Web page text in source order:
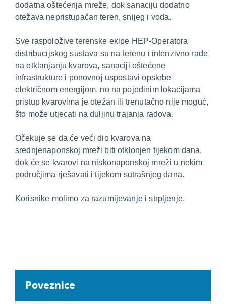
dodatna oštećenja mreže, dok sanaciju dodatno
otežava nepristupačan teren, snijeg i voda.
Sve raspoložive terenske ekipe HEP-Operatora
distribucijskog sustava su na terenu i intenzivno rade
na otklanjanju kvarova, sanaciji oštećene
infrastrukture i ponovnoj uspostavi opskrbe
električnom energijom, no na pojedinim lokacijama
pristup kvarovima je otežan ili trenutačno nije moguć,
što može utjecati na duljinu trajanja radova.
Očekuje se da će veći dio kvarova na
srednjenaponskoj mreži biti otklonjen tijekom dana,
dok će se kvarovi na niskonaponskoj mreži u nekim
područjima rješavati i tijekom sutrašnjeg dana.
Korisnike molimo za razumijevanje i strpljenje.
Poveznice